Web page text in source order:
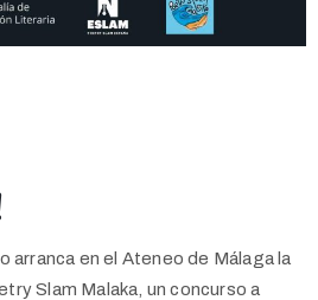
arranca en el Ateneo de Málaga la
Slam Malaka, un concurso a